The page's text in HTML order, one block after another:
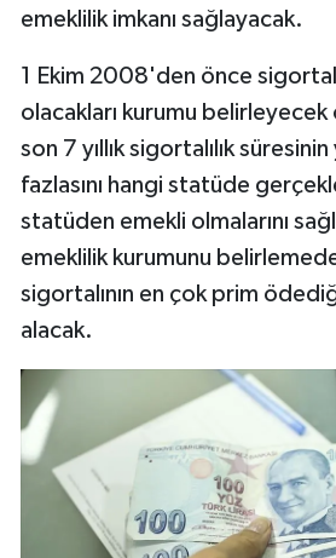
emeklilik imkanı sağlayacak.
1 Ekim 2008'den önce
olacakları kurumu
son 7 yıllık sigortalılık süresinin
fazlasını hangi statüde
statüden emekli olmalarını
emeklilik kurumunu
sigortalının en çok prim
alacak.